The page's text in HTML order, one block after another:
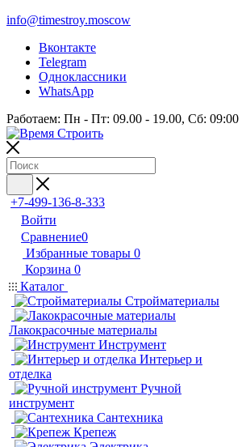
info@timestroy.moscow
Вконтакте
Telegram
Одноклассники
WhatsApp
Работаем: Пн - Пт: 09.00 - 19.00, Сб: 09:00
+7-499-136-8-333
Войти
Сравнение0
Избранные товары 0
Корзина 0
Каталог
Стройматериалы
Лакокрасочные материалы
Инструмент
Интерьер и
отделка
Ручной
инструмент
Сантехника
Крепеж